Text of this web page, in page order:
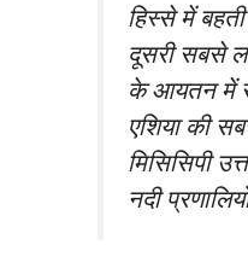
हिस्से में
दूसरी सबसे
के आयतन में
एशिया की
मिसिसिपी
नदी